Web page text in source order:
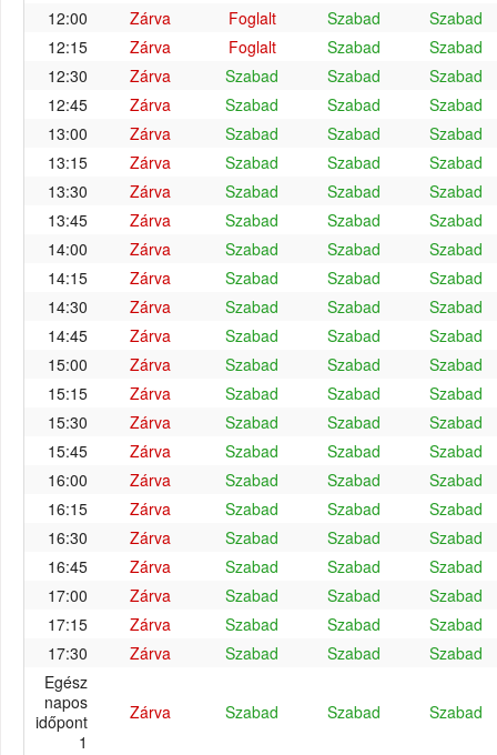
12:00
Zárva Foglalt Szabad
Szabad
12:15
Zárva Foglalt Szabad
Szabad
12:30
Zárva Szabad Szabad
Szabad
12:45
Zárva Szabad Szabad
Szabad
13:00
Zárva Szabad Szabad
Szabad
13:15
Zárva Szabad Szabad
Szabad
13:30
Zárva Szabad Szabad
Szabad
13:45
Zárva Szabad Szabad
Szabad
14:00
Zárva Szabad Szabad
Szabad
14:15
Zárva Szabad Szabad
Szabad
14:30
Zárva Szabad Szabad
Szabad
14:45
Zárva Szabad Szabad
Szabad
15:00
Zárva Szabad Szabad
Szabad
15:15
Zárva Szabad Szabad
Szabad
15:30
Zárva Szabad Szabad
Szabad
15:45
Zárva Szabad Szabad
Szabad
16:00
Zárva Szabad Szabad
Szabad
16:15
Zárva Szabad Szabad
Szabad
16:30
Zárva Szabad Szabad
Szabad
16:45
Zárva Szabad Szabad
Szabad
17:00
Zárva Szabad Szabad
Szabad
17:15
Zárva Szabad Szabad
Szabad
17:30
Zárva Szabad Szabad
Szabad
Egész
napos
időpont
1
Zárva Szabad Szabad Szabad